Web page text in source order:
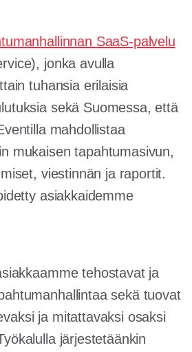
SaaS-palvelu
jonka avulla
tuhansia erilaisia
sekä Suomessa, että
mahdollistaa
mukaisen tapahtumasivun,
viestinnän ja raportit.
asiakkaidemme
tehostavat ja
sekä tuovat
ja mitattavaksi osaksi
järjestetäänkin